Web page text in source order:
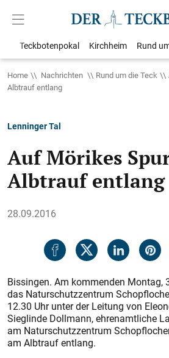
Teckbotenpokal Kirchheim Rund
Home Nachrichten Rund um die Teck
Albtrauf entlang
Lenninger Tal
Auf Mörikes
Albtrauf entlang
28.09.2016
Bissingen. Am kommenden Montag,
das Naturschutzzentrum
12.30 Uhr unter der Leitung von
Sieglinde Dollmann, ehrenamtliche
am Naturschutzzentrum
am Albtrauf entlang.